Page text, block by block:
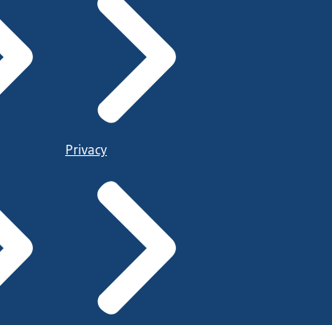
Privacy